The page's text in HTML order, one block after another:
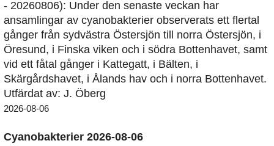
- 20260806): Under den senaste veckan har
ansamlingar av cyanobakterier observerats ett flertal
gånger från sydvästra Östersjön till norra Östersjön, i
Öresund, i Finska viken och i södra Bottenhavet, samt
vid ett fåtal gånger i Kattegatt, i Bälten, i
Skärgårdshavet, i Ålands hav och i norra Bottenhavet.
Utfärdat av: J. Öberg
2026-08-06
Cyanobakterier 2026-08-06